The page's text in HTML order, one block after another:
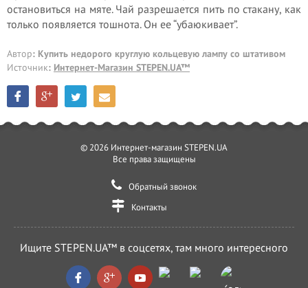
остановиться на мяте. Чай разрешается пить по стакану, как
только появляется тошнота. Он ее “убаюкивает”.
Автор: Купить недорого круглую кольцевую лампу со штативом
Источник: Интернет-Магазин STEPEN.UA™
© 2026 Интернет-магазин STEPEN.UA
Все права защищены
Обратный звонок
Контакты
Ищите STEPEN.UA™ в соцсетях, там много интересного